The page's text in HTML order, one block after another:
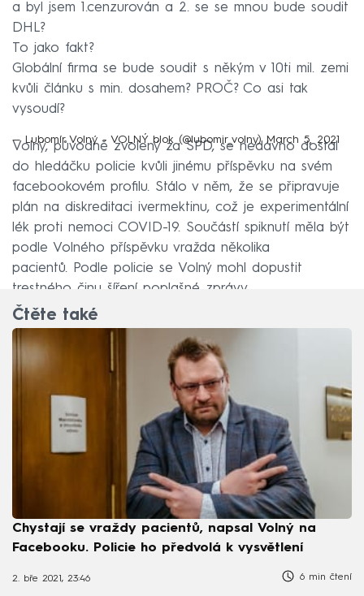
a byl jsem 1.cenzurován a 2. se se mnou bude soudit
DHL?
To jako fakt?
Globální firma se bude soudit s někým v 10ti mil. zemi
kvůli článku s min. dosahem? PROČ? Co asi tak
vysoudí?
— Lubomír Volný - VOLNÝ blok (@lubomir_volny) March 5, 2021
Volný, původně zvolený za SPD, se nedávno dostal
do hledáčku policie kvůli jinému příspěvku na svém
facebookovém profilu. Stálo v něm, že se připravuje
plán na diskreditaci ivermektinu, což je experimentální
lék proti nemoci COVID-19. Součástí spiknutí měla být
podle Volného příspěvku vražda několika
pacientů. Podle policie se Volný mohl dopustit
trestného činu šíření poplašné zprávy.
Čtěte také
Chystají se vraždy pacientů, napsal Volný na
Facebooku. Policie ho předvolá k vysvětlení
2. bře 2021, 23:46 6 min čtení